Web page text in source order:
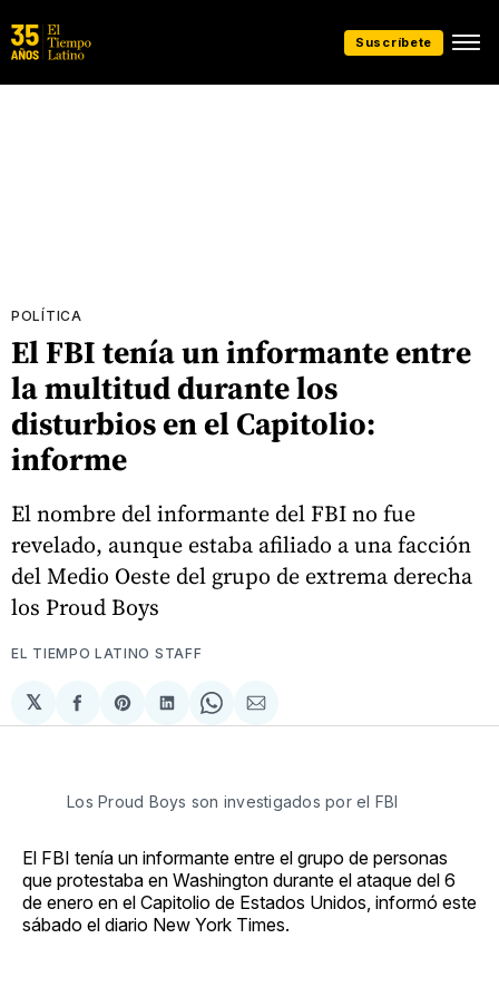
Suscríbete
POLÍTICA
El FBI tenía un informante entre
la multitud durante los
disturbios en el Capitolio:
informe
El nombre del informante del FBI no fue
revelado, aunque estaba afiliado a una facción
del Medio Oeste del grupo de extrema derecha
los Proud Boys
EL TIEMPO LATINO STAFF
𝕏
Compartir
en
Share
on
Compartir
en
Share
on
Compartir
via
Los Proud Boys son investigados por el FBI
El FBI tenía un informante entre el grupo de personas
que protestaba en Washington durante el ataque del 6
de enero en el Capitolio de Estados Unidos, informó este
sábado el diario New York Times.